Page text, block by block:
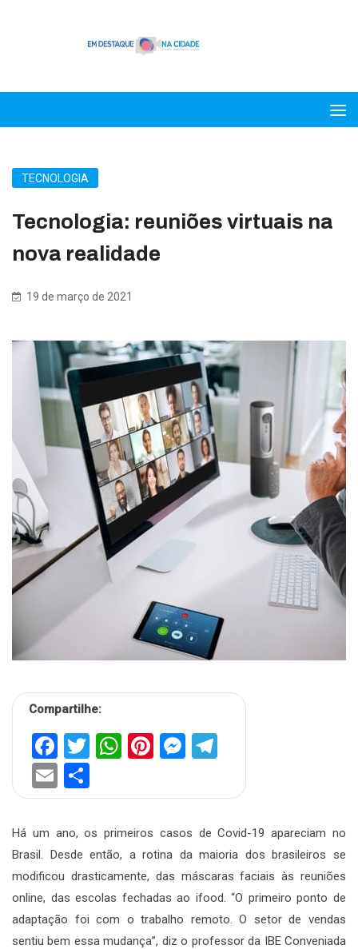
TECNOLOGIA
Tecnologia: reuniões virtuais na
nova realidade
19 de março de 2021
Compartilhe:
Facebook
Twitter
WhatsApp
Pinterest
Messenger
Email
Há um ano, os primeiros casos de Covid-19 apareciam no
Brasil. Desde então, a rotina da maioria dos brasileiros se
modificou drasticamente, das máscaras faciais às reuniões
online, das escolas fechadas ao ifood. “O primeiro ponto de
adaptação foi com o trabalho remoto. O setor de vendas
sentiu bem essa mudança”, diz o professor da IBE Conveniada